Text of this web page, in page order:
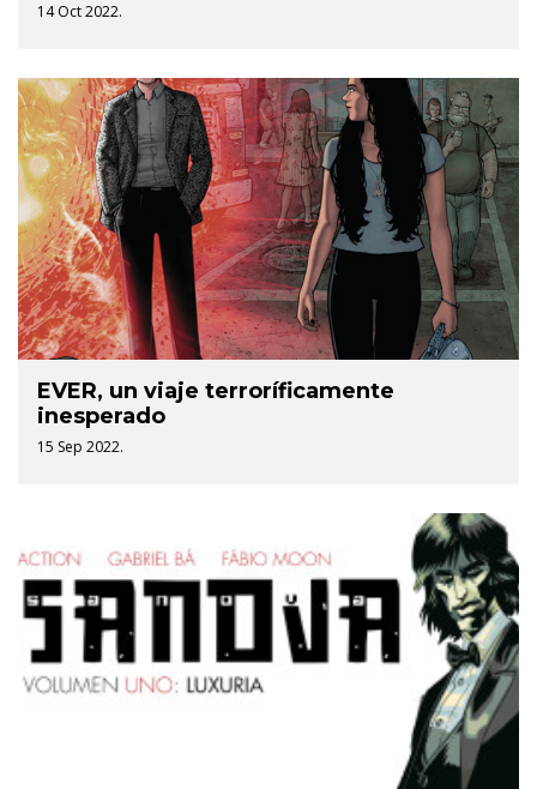
14 Oct 2022.
EVER, un viaje terroríficamente
inesperado
15 Sep 2022.